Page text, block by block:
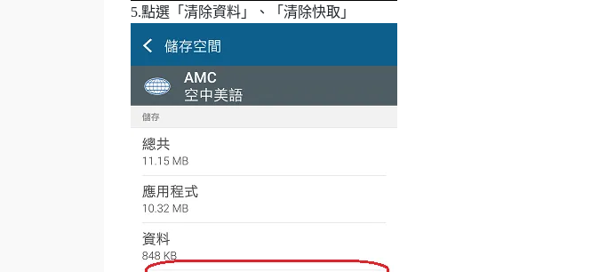
5.點選「清除資料」、「清除快取」